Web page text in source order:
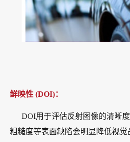
鲜映性 (DOI)：
DOI用于评估反射图像的清晰
粗糙度等表面缺陷会明显降低视